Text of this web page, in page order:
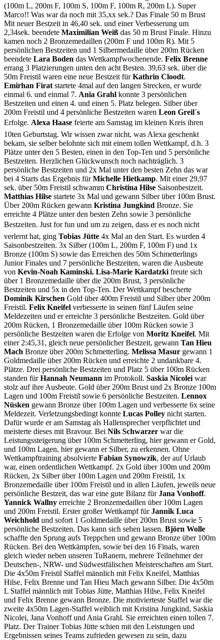
(100m L, 200m F, 100m S, 100m F, 100m R, 200m L). Super
Marco!! Was war da noch mit 35,xx sek.? Das Finale 50 m Brust
Mit neuer Bestzeit in 46,40 sek. und einer Verbesserung um
2,34sek. beendete Maximilian Weiß das 50 m Brust Finale. Hinzu
kamen noch 2 Bronzemedaillen (200m F und 100m R). Mit 5
persönlichen Bestzeiten und 1 Silbermedaille über 200m Rücken
beendete Lara Boden das Wettkampfwochenende. Felix Brenne
errang 3 Platzierungen unten den acht Besten. 39,63 sek. über die
50m Freistil waren eine neue Bestzeit fürKathrin Cloodt.
Emirhan Firat startete 4mal auf den langen Strecken, er wurde
einmal 6. und einmal 7. Ania Grahl konnte 3 persönlichen
Bestzeiten und einen 4. und einen 5. Platz belegen. Silber über
200m Freistil und 4 persönliche Bestzeiten waren Leon Greil´s
Erfolge. Alexa Haase feierte am Samstag im kleinen Kreis ihren
10ten Geburtstag. Wir wissen zwar nicht, was Alexa geschenkt
bekam, sie selber belohnte sich mit einem tollen Wettkampf, d.h. 3
Plätze unter den 5 Besten, einen in den Top-Ten und 5 persönliche
Bestzeiten. Herzlichen Glückwunsch noch nachträglich. 3
persönliche Bestzeiten und 2x Mal unter den besten Zehn das war
bei 4 Starts das Ergebnis fürMichelle Hietkamp. Mit einer 29,97
sek. über 50m Freistil schwamm Christina Hilse Saisonbestzeit.
Matthias Hilse startete 3x Mal und gewann Silber über 100m Brust.
Über 200m Rücken gewann Kristina Jungkind Bronze. Sie
erreichte 4 Plätze unter den besten Zehn sowie 3 persönliche
Bestzeiten. Just for fun und um zu zeigen, dass er es noch nicht
verlernt hat, ging Tobias Jütte 4x Mal an den Start. Es wurden 4
Saisonbestzeiten. 3x Silber (100m L, 200m F, 100m F) und 1x
Bronze (100m S) sowie das Erreichen des 50m Schmetterlings
Junior Finales und 7 persönliche Bestzeiten, waren die Ausbeute
von Kevin-Noah Kaminski. Lisa-Marie Kardatzki freute sich
über 1 Bronzemedaille über die 200m Brust, 3 persönliche
Bestzeiten und 5x in den Top-Ten. Der Wettkampf bescherte
Dominik Kirschen Gold über 400m Freistil und Silber über 200m
Freistil. Felix Kneifel verbesserte in seinen fünf Läufen seine
Meldezeiten und er erreichte 3 persönliche Bestzeiten. Gold über
200m Rücken, 1 Bronzemedaille über 100m Rücken sowie 3
persönliche Bestzeiten waren die Erfolge von Moritz Kneifel. Mit
einer 2:45,31, gleich neue persönlicher Bestzeit, gewann Tan Hieu
Mach Bronze über 200m Schmetterling. Melissa Masur gewann 1
Goldmedaille über 200m Rücken und erreichte 2 undankbare 4.
Plätze. Drei persönliche Bestzeiten und Platz 5 über 100m Rücken
standen fürHannah Neumann im Protokoll. Saskia Nicolei war
stolz auf ihre Ausbeute. Gold über 200m Brust und 2x Bronze 100m
Lagen und 100m Freistil sowie 6 persönliche Bestzeiten. Lennox
Nüsken gewann Bronze über 100m Lagen und verbesserte 6x seine
Meldezeit. Verletzungsbedingt konnte Lucas Polley nicht starten.
Dafür wurde er am Samstag als Hallensprecher verpflichtet und
meisterte dieses mit Bravour. Bei Nils Schwarzer war die
Leistungssteigerung über 100m Schmetterling, hier gewann er Gold,
und 100m Lagen, hier gewann er Silber, zu erkennen. Ohne
Wettkampftraining absolvierte Fabian Synowzik, der auf Urlaub
war, einen ordentlichen Wettkampf. 2x Gold über 100m und 200m
Rücken, 2x Silber über 100m Lagen und 200m Freistil, 1x
Bronzemedaille über 100m Freistil und in allen Läufen, jeweils neue
persönliche Bestzeit, das war eine gute Bilanz fürJana Vonhoff.
Yannick Wallny erreichte 2 Bronzemedaillen über 100m Lagen
und 200m Freistil. Erster großer Wettkampf fürJannik Luca
Weichhold und sofort 1 Goldmedaille über 200m Brust sowie 5
persönliche Bestzeiten. Das kann sich sehen lassen. Björn Wolle
schaffte den Sprung aufs Treppchen und gewann Bronze über 100m
Rücken. Bei den Wettkämpfen, sowie bei den 16 Finals, waren
gleich wieder neben unseren TuRanern, mehrere Teilnehmer der
Deutschen-, NRW- und Südwestfälischen Meisterschaften am Start.
Die 4x50m Freistil Staffel männlich mit Felix Kneifel, Matthias
Hilse, Felix Brenne und Tan Hieu Mach gewann Silber. Die 4x50m
L Staffel männlich mit Tobias Jütte, Matthias Hilse, Felix Kneifel
und Felix Brenne gewann Bronze. Die motivierteste Staffel war die
zweite 4x50m Lagen-Staffel weiblich mit Kristina Jungkind, Saskia
Nicolei, Jana Vonhoff und Ania Grahl. Sie erreichten einen tollen 7.
Platz. Der Trainer Tobias Jütte schien mit den Leistungen und
Ergebnissen seines Teams zufrieden gewesen zu sein, dazu